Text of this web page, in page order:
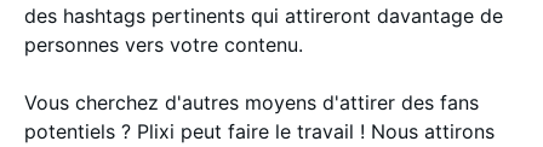
des hashtags pertinents qui attireront davantage de
personnes vers votre contenu.
Vous cherchez d'autres moyens d'attirer des fans
potentiels ? Plixi peut faire le travail ! Nous attirons